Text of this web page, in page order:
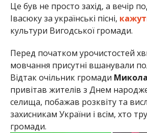
Це був не просто захід, а вечір
Івасюку за українські пісні,
культури Вигодської громади.
Перед початком урочистостей
мовчання присутні вшанували
Відтак очільник громади
привітав жителів з Днем
селища, побажав розквіту та
захисникам України і всім, хто
громади.